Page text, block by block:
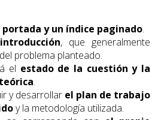
portada y un índice paginado.
, que generalmente
problema planteado.
el estado de la cuestión y la
.
y desarrollar el plan de trabajo
y la metodología utilizada.